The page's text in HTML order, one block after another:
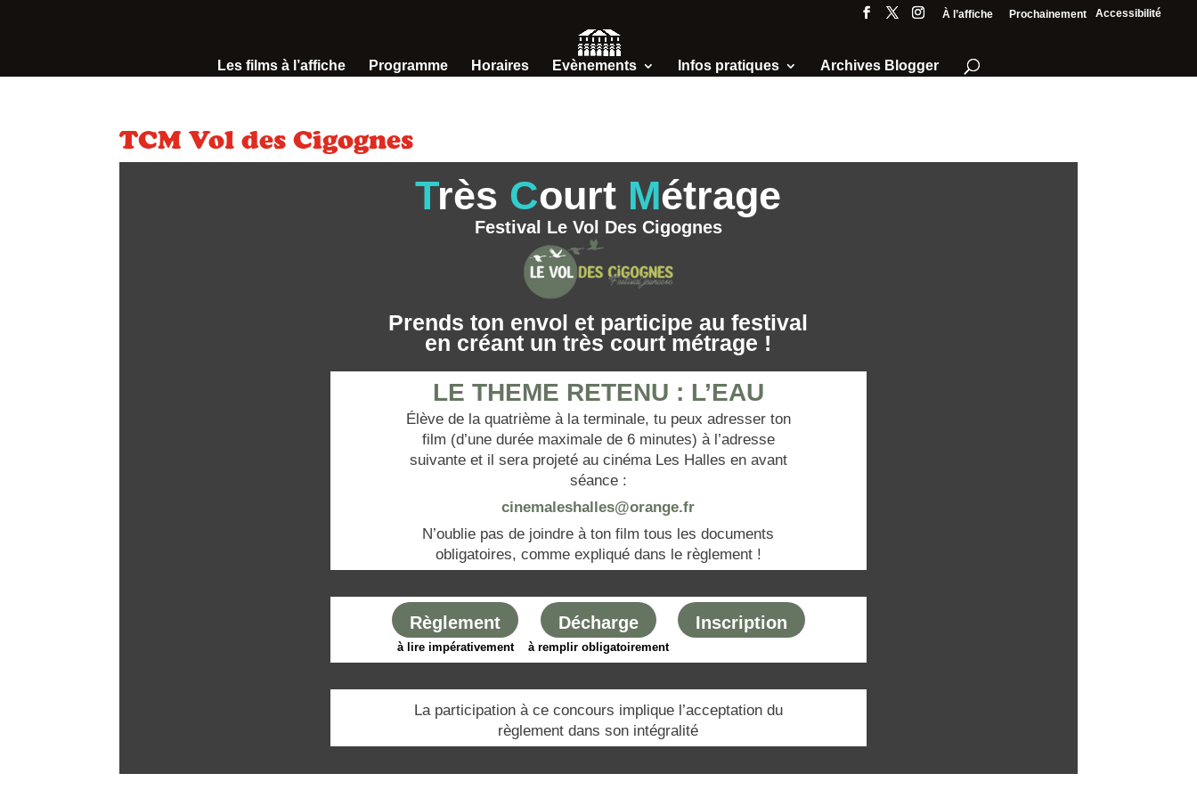
Accessibilité
À l’affiche Prochainement
Les films à l’affiche Programme Horaires Evènements Infos pratiques Archives Blogger
TCM Vol des Cigognes
Très Court Métrage
Festival Le Vol Des Cigognes
Prends ton envol et participe au festival
en créant un très court métrage !
LE THEME RETENU : L’EAU
Élève de la quatrième à la terminale, tu peux adresser ton
film (d’une durée maximale de 6 minutes) à l’adresse
suivante et il sera projeté au cinéma Les Halles en avant
séance :
cinemaleshalles@orange.fr
N’oublie pas de joindre à ton film tous les documents
obligatoires, comme expliqué dans le règlement !
Règlement
à lire impérativement
Décharge
à remplir obligatoirement
Inscription
La participation à ce concours implique l’acceptation du
règlement dans son intégralité